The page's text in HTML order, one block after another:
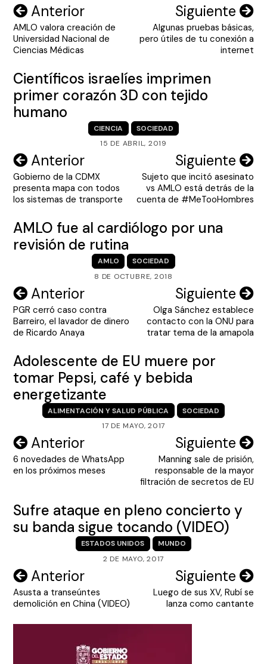
Navegación
de
entradas
Anterior
AMLO valora creación de
Universidad Nacional de
Ciencias Médicas
Siguiente
Algunas pruebas básicas,
pero útiles de tu conexión a
internet
Científicos israelíes imprimen
primer corazón 3D con tejido
humano
CIENCIA
SOCIEDAD
15 DE ABRIL, 2019
Navegación
de
entradas
Anterior
Gobierno de la CDMX
presenta mapa con todos
los sistemas de transporte
Siguiente
Sujeto que incitó asesinato
vs AMLO está detrás de la
cuenta de #MeTooHombres
AMLO fue al cardiólogo por una
revisión de rutina
AMLO
SOCIEDAD
8 DE OCTUBRE, 2018
Navegación
de
entradas
Anterior
PGR cerró caso contra
Barreiro, el lavador de dinero
de Ricardo Anaya
Siguiente
Olga Sánchez establece
contacto con la ONU para
tratar tema de la amapola
Adolescente de EU muere por
tomar Pepsi, café y bebida
energetizante
ALIMENTACIÓN Y SALUD PÚBLICA
SOCIEDAD
17 DE MAYO, 2017
Navegación
de
Anterior
6 novedades de WhatsApp
en los próximos meses
Siguiente
Manning sale de prisión,
responsable de la mayor
filtración de secretos de EU
Sufre ataque en pleno concierto y
su banda sigue tocando (VIDEO)
ESTADOS UNIDOS
MUNDO
2 DE MAYO, 2017
Navegación
de
Anterior
Asusta a transeúntes
demolición en China (VIDEO)
Siguiente
Luego de sus XV, Rubí se
lanza como cantante